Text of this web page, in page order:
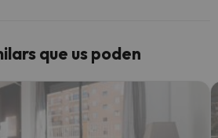
que us poden